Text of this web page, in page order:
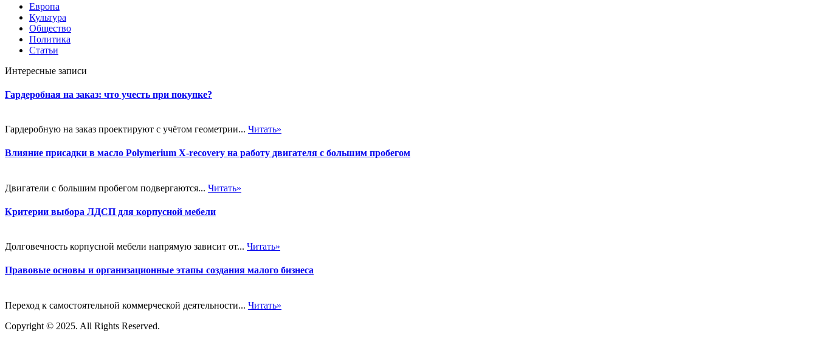
Европа
Культура
Общество
Политика
Статьи
Интересные записи
Гардеробная на заказ: что учесть при покупке?
Гардеробную на заказ проектируют с учётом геометрии... Читать»
Влияние присадки в масло Polymerium X-recovery на работу двигателя с большим пробегом
Двигатели с большим пробегом подвергаются... Читать»
Критерии выбора ЛДСП для корпусной мебели
Долговечность корпусной мебели напрямую зависит от... Читать»
Правовые основы и организационные этапы создания малого бизнеса
Переход к самостоятельной коммерческой деятельности... Читать»
Copyright © 2025. All Rights Reserved.